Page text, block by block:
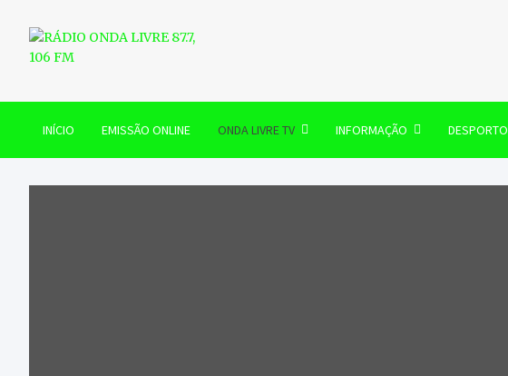
content
RÁDIO ONDA LIVRE 87.7, 106 FM
INÍCIO EMISSÃO ONLINE ONDA LIVRE TV INFORMAÇÃO DESPORTO